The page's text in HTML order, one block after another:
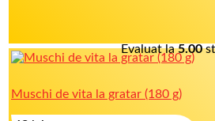
Muschi de vita la gratar (180 g)
Evaluat la5.00